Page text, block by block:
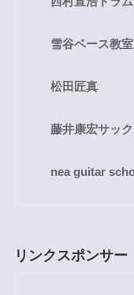
雪谷ベース教室
松田匠真
藤井康宏サッ
nea guitar
リンクスポンサー